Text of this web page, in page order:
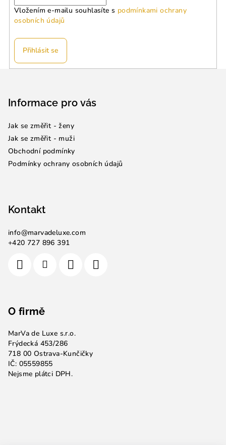
Vložením e-mailu souhlasíte s podmínkami ochrany
osobních údajů
Přihlásit se
Informace pro vás
Jak se změřit - ženy
Jak se změřit - muži
Obchodní podmínky
Podmínky ochrany osobních údajů
Kontakt
info@marvadeluxe.com
+420 727 896 391
O firmě
MarVa de Luxe s.r.o.
Frýdecká 453/286
718 00 Ostrava-Kunčičky
IČ: 05559855
Nejsme plátci DPH.